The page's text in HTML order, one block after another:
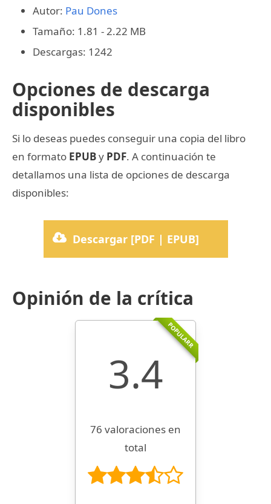
Autor: Pau Dones
Tamaño: 1.81 - 2.22 MB
Descargas: 1242
Opciones de descarga
disponibles
Si lo deseas puedes conseguir una copia del libro
en formato EPUBy PDF. A continuación te
detallamos una lista de opciones de descarga
disponibles:
Descargar [PDF | EPUB]
Opinión de la crítica
POPULARR
3.4
76 valoraciones en
total